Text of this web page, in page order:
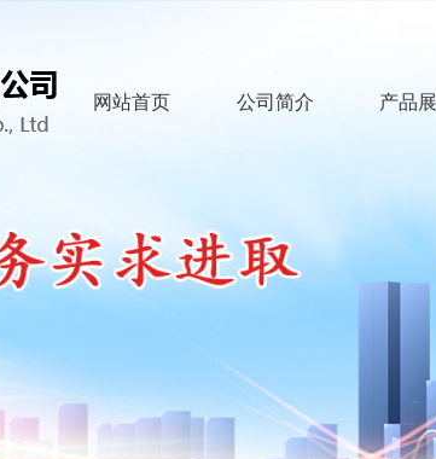
网站首页 公司简介 产品